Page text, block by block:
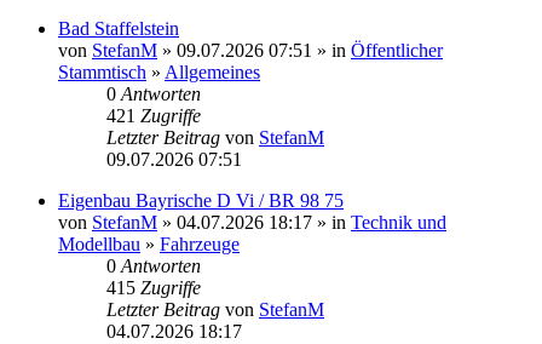
Bad Staffelstein
von StefanM » 09.07.2026 07:51 » in Öffentlicher
Stammtisch » Allgemeines
0Antworten
421 Zugriffe
Letzter Beitrag von StefanM
09.07.2026 07:51
Eigenbau Bayrische D Vi / BR 98 75
von StefanM » 04.07.2026 18:17 » in Technik und
Modellbau » Fahrzeuge
0Antworten
415 Zugriffe
Letzter Beitrag von StefanM
04.07.2026 18:17